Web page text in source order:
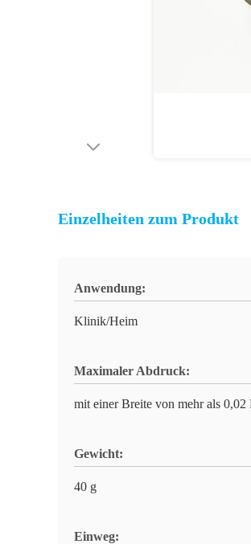
Einzelheiten zum Produkt
Anwendung:
Klinik/Heim
Maximaler Abdruck:
mit einer Breite von mehr als 0,02
Gewicht:
40 g
Einweg: